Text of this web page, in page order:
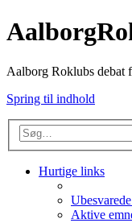
Aalborg Roklubs debat
Spring til indhold
Hurtige links
Aktive